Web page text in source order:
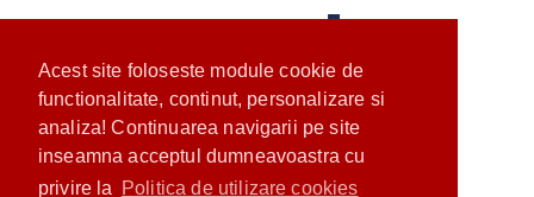
Acest site foloseste module cookie de
functionalitate, continut, personalizare si
analiza! Continuarea navigarii pe site
inseamna acceptul dumneavoastra cu
privire la
Politica de utilizare cookies